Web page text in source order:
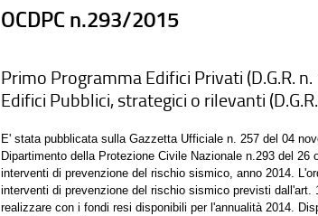
OCDPC n.293/2015
Primo Programma Edifici Privati (D.G.R.
Edifici Pubblici, strategici o rilevanti
E' stata pubblicata sulla Gazzetta Ufficiale n. 257 del 04
Dipartimento della Protezione Civile Nazionale n.293 del 26
interventi di prevenzione del rischio sismico, anno 2014.
interventi di prevenzione del rischio sismico previsti dall'art.
realizzare con i fondi resi disponibili per l'annualità 2014.